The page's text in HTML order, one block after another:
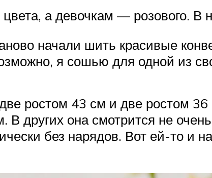
а девочкам — розового. В
начали шить красивые
я сошью для одной из
ростом 43 см и две ростом
В других она смотрится не
без нарядов. Вот ей-то и